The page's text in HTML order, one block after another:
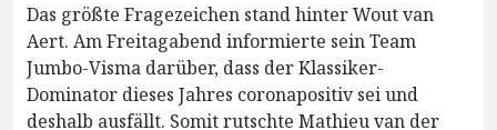
Das größte Fragezeichen stand hinter Wout van
Aert. Am Freitagabend informierte sein Team
Jumbo-Visma darüber, dass der Klassiker-
Dominator dieses Jahres coronapositiv sei und
deshalb ausfällt. Somit rutschte Mathieu van der